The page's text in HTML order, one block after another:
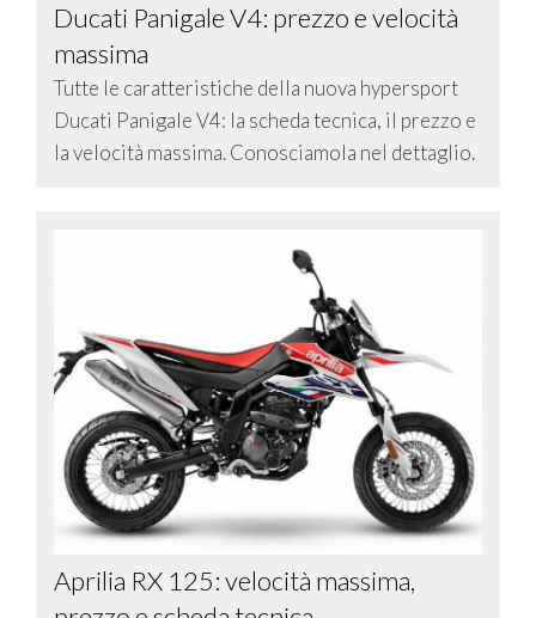
Ducati Panigale V4: prezzo e velocità
massima
Tutte le caratteristiche della nuova hypersport
Ducati Panigale V4: la scheda tecnica, il prezzo e
la velocità massima. Conosciamola nel dettaglio.
Aprilia RX 125: velocità massima,